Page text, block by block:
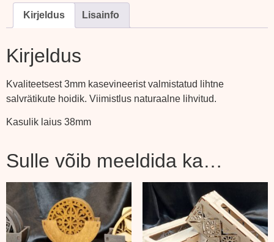
Kirjeldus Lisainfo
Kirjeldus
Kvaliteetsest 3mm kasevineerist valmistatud lihtne
salvrätikute hoidik. Viimistlus naturaalne lihvitud.
Kasulik laius 38mm
Sulle võib meeldida ka…